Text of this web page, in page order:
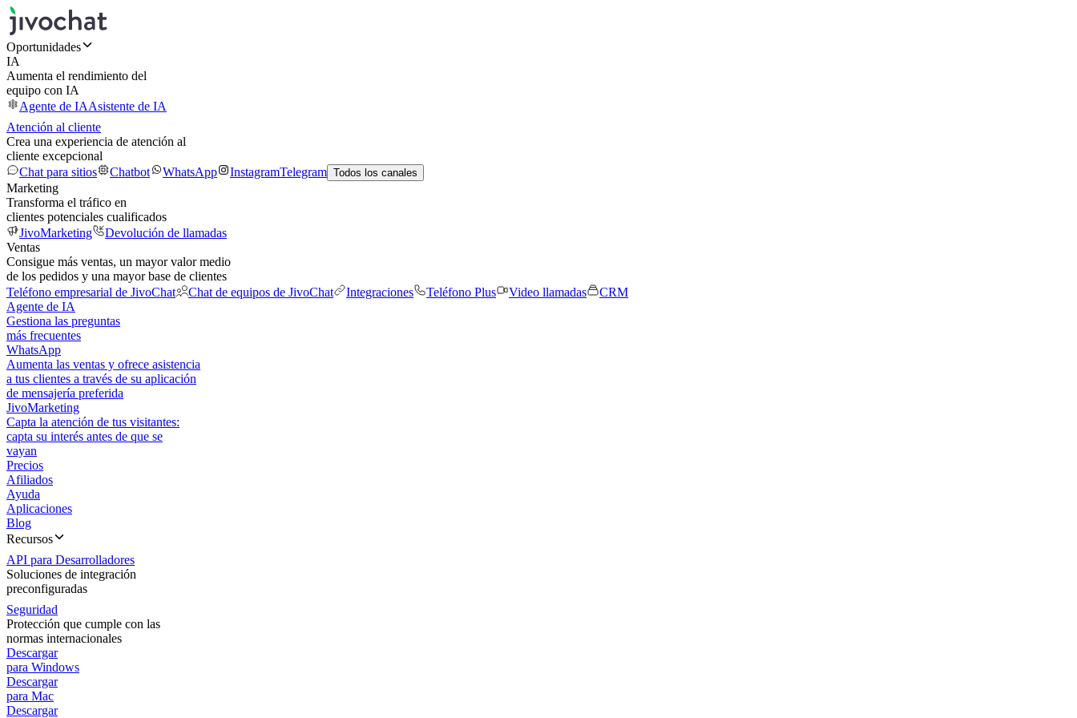
Oportunidades
IA
Aumenta el rendimiento del
equipo con IA
Agente de IAAsistente de IA
Atención al cliente
Crea una experiencia de atención al
cliente excepcional
Chat para sitios
Chatbot WhatsApp InstagramTelegram Todos los canales
Marketing
Transforma el tráfico en
clientes potenciales cualificados
JivoMarketing
Devolución de llamadas
Ventas
Consigue más ventas, un mayor valor medio
de los pedidos y una mayor base de clientes
Teléfono empresarial de JivoChat
Chat de equipos de JivoChat Integraciones Teléfono Plus Video llamadas
CRM
Agente de IA
Gestiona las preguntas
más frecuentes
WhatsApp
Aumenta las ventas y ofrece asistencia
a tus clientes a través de su aplicación
de mensajería preferida
JivoMarketing
Capta la atención de tus visitantes:
capta su interés antes de que se
vayan
Precios
Afiliados
Ayuda
Aplicaciones
Blog
Recursos
API para Desarrolladores
Soluciones de integración
preconfiguradas
Seguridad
Protección que cumple con las
normas internacionales
Descargar
para Windows
Descargar
para Mac
Descargar